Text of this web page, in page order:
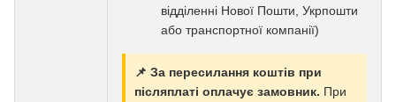
відділенні Нової Пошти, Укрпошти
або транспортної компанії)
📌 За пересилання коштів при
післяплаті оплачує замовник. При